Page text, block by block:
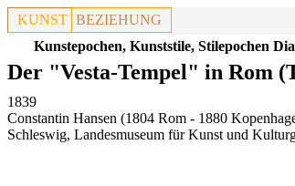
KUNST BEZIEHUNG
Kunstepochen, Kunststile, Stilepochen
Der "Vesta-Tempel" in Rom
1839
Constantin Hansen (1804 Rom - 1880
Schleswig, Landesmuseum für Kunst und